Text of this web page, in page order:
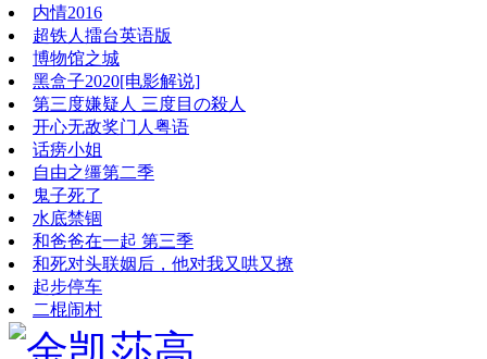
内情2016
超铁人擂台英语版
博物馆之城
黑盒子2020[电影解说]
第三度嫌疑人 三度目の殺人
开心无敌奖门人粤语
话痨小姐
自由之缰第二季
鬼子死了
水底禁锢
和爸爸在一起 第三季
和死对头联姻后，他对我又哄又撩
起步停车
二棍闹村